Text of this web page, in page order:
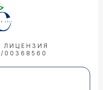
00368560